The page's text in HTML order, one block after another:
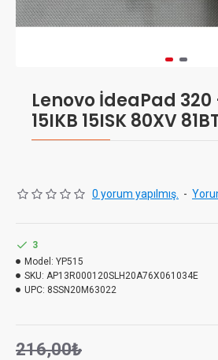
Lenovo İdeaPad 320
15IKB 15ISK 80XV
0 yorum yapılmış. -
216,00₺
3
Model: YP515
SKU: AP13R000120SLH20A76X061034E
UPC: 8SSN20M63022